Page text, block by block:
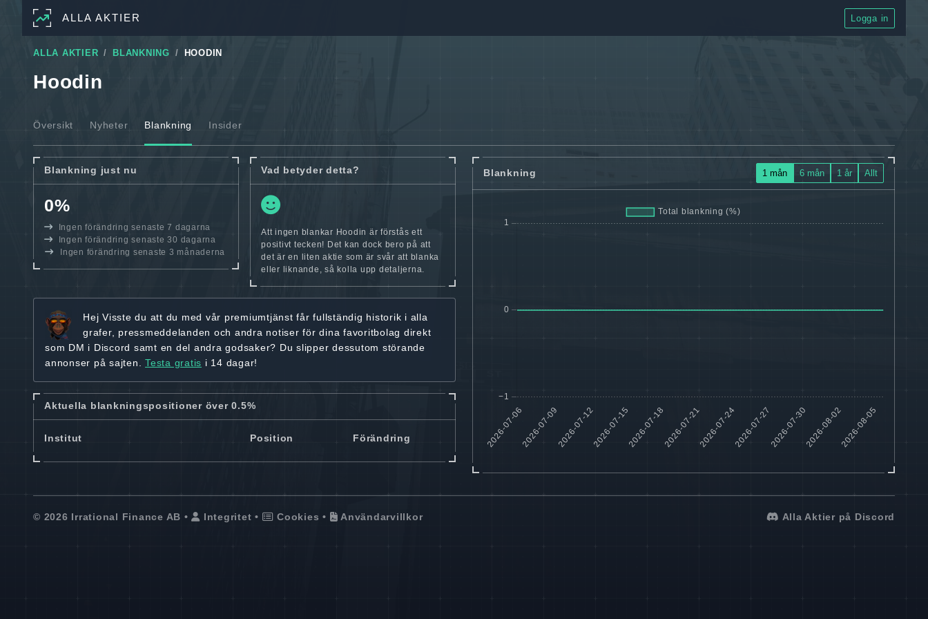
ALLA AKTIER Logga in
ALLA AKTIER BLANKNING HOODIN
Hoodin
Översikt Nyheter Blankning Insider
Blankning just nu
0%
Ingen förändring senaste 7 dagarna
Ingen förändring senaste 30 dagarna
Ingen förändring senaste 3 månaderna
Vad betyder detta?
Att ingen blankar Hoodin är förstås ett
positivt tecken! Det kan dock bero på att
det är en liten aktie som är svår att blanka
eller liknande, så kolla upp detaljerna.
Hej Visste du att du med vår premiumtjänst fårfullständig historik i alla
grafer, pressmeddelanden och andra notiser för dina favoritbolag direkt
som DM i Discord samt en del andra godsaker? Du slipper dessutom störande
annonser på sajten. Testa gratis i 14 dagar!
Aktuella blankningspositioner över 0.5%
Institut Position Förändring
Blankning 1 mån 6 mån 1 år Allt
© 2026 Irrational Finance AB • Integritet • Cookies • Användarvillkor Alla Aktier på Discord